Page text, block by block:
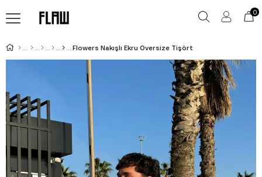
0
Flowers Nakışlı Ekru Oversize Tişört